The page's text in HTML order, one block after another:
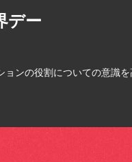
デー
ンの役割についての意識を